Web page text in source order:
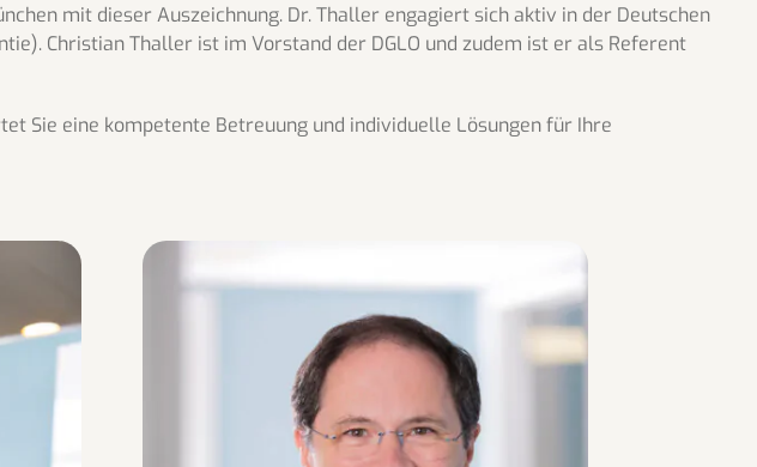
mit dieser Auszeichnung. Dr. Thaller engagiert sich aktiv in der Deutschen
Christian Thaller ist im Vorstand der DGLO und zudem ist er als Referent
Sie eine kompetente Betreuung und individuelle Lösungen für Ihre